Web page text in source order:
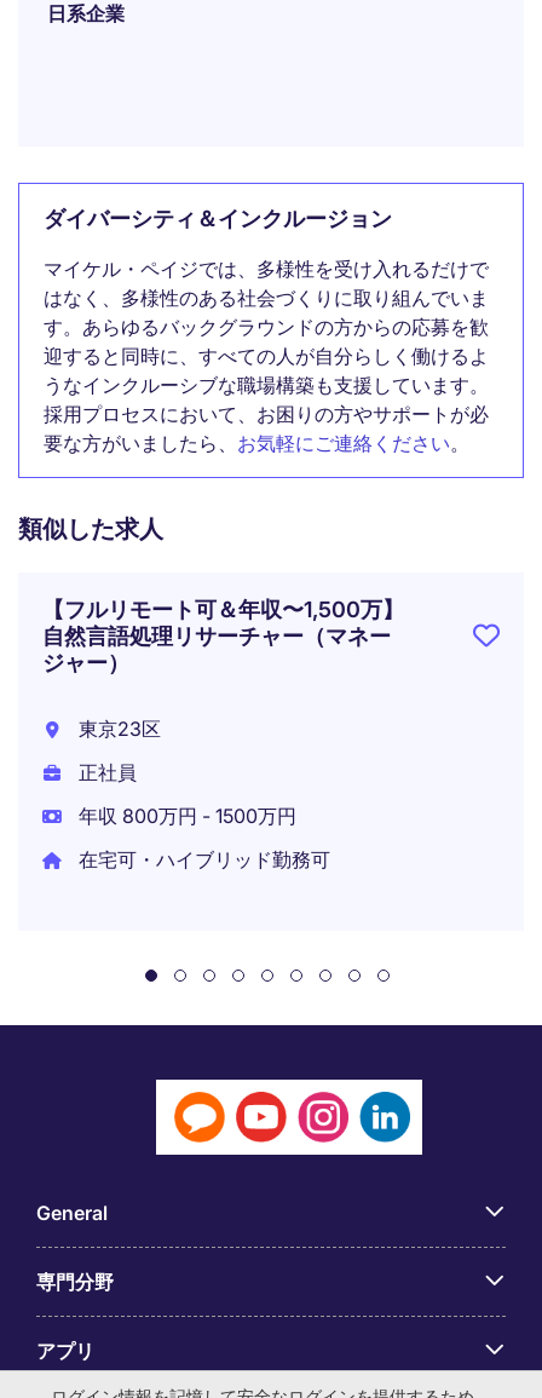
日系企業
ダイバーシティ＆インクルージョン
マイケル・ペイジでは、多様性を受け入れるだけで
はなく、多様性のある社会づくりに取り組んでいま
す。あらゆるバックグラウンドの方からの応募を歓
迎すると同時に、すべての人が自分らしく働けるよ
うなインクルーシブな職場構築も支援しています。
採用プロセスにおいて、お困りの方やサポートが必
要な方がいましたら、 お気軽にご連絡ください。
類似した求人
【フルリモート可＆年収〜1,500万】
自然言語処理リサーチャー（マネー
ジャー）
東京23区
正社員
年収 800万円 - 1500万円
在宅可・ハイブリッド勤務可
General
専門分野
アプリ